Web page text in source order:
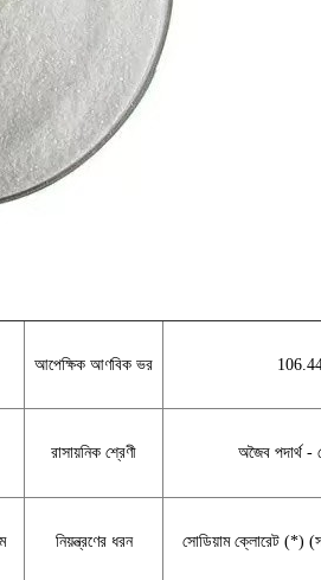
আপেক্ষিক আণবিক ভর
রাসায়নিক শ্রেণী অজৈব পদার্থ -
নিয়ন্ত্রণের ধরন সোডিয়াম ক্লোরেট (*)